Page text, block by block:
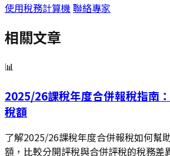
使用稅務計算機 聯絡專家
相關文章
📊
2025/26課稅年度合併報稅指南
稅額
了解2025/26課稅年度合併報稅如何幫
額，比較分開評稅與合併評稅的稅務差